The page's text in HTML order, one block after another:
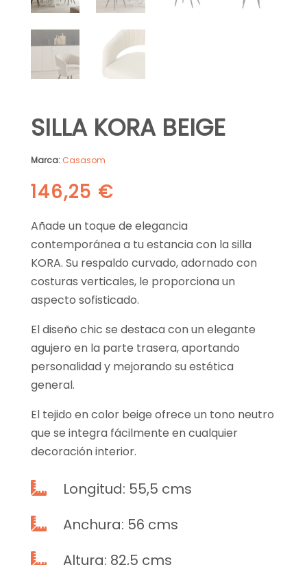
SILLA KORA BEIGE
Marca: Casasom
146,25 €
Añade un toque de elegancia
contemporánea a tu estancia con la silla
KORA. Su respaldo curvado, adornado con
costuras verticales, le proporciona un
aspecto sofisticado.
El diseño chic se destaca con un elegante
agujero en la parte trasera, aportando
personalidad y mejorando su estética
general.
El tejido en color beige ofrece un tono neutro
que se integra fácilmente en cualquier
decoración interior.
 Longitud: 55,5 cms
 Anchura: 56 cms
 Altura: 82,5 cms